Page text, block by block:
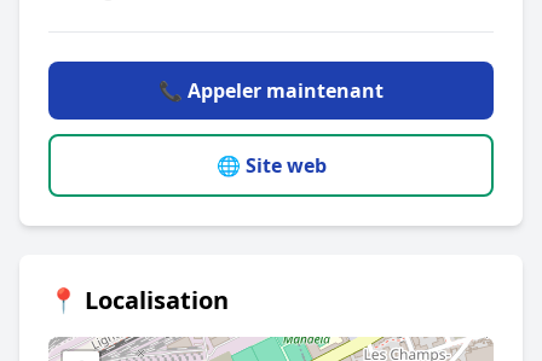
📞 Appeler maintenant
🌐 Site web
📍 Localisation